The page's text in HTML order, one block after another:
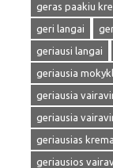
geras paakiu
geri langai
geriausi langai
geriausia
geriausia
geriausia
geriausias
geriausios